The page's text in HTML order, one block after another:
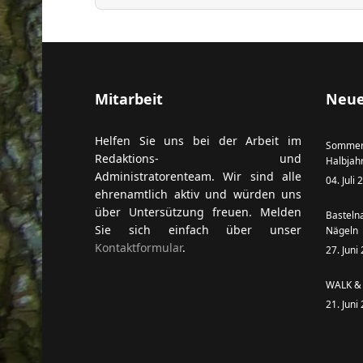
Mitarbeit
Helfen Sie uns bei der Arbeit im
Redaktions- und
Administratorenteam. Wir sind alle
ehrenamtlich aktiv und würden uns
über Untersützung freuen. Melden
Sie sich einfach über unser
Kontaktformular.
04. Juli
Nägeln
27. Juni
WALK
21. Juni